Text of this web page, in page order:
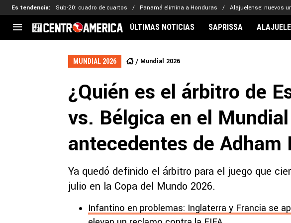
Es tendencia: Sub-20: cuadro de cuartos Panamá elimina a Honduras Alajuelense: nuevos
CENTROAMÉRICA
El Salvador
CONCACAF
Liga de Naciones
Copa de Campeones
Copa Centroamericana
MLS
Kervin Arriaga
Nathaniel Méndez-
ÚLTIMAS NOTICIAS SAPRISSA
MUNDIAL 2026 Mundial 2026
¿Quién es el árbitro de
vs. Bélgica en el
antecedentes de Adham
Ya quedó definido el árbitro para el juego que
julio en la Copa del Mundo 2026.
Infantino en problemas: Inglaterra y Francia se